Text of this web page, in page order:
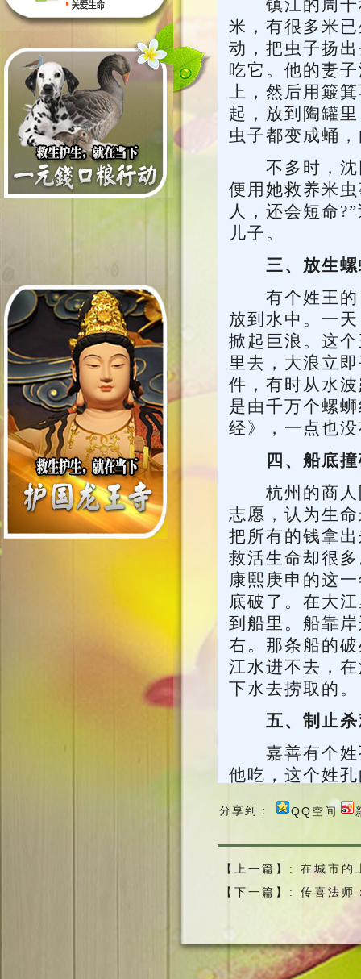
镇江的周千
米，有很多米
动，把虫子扬
吃它。他的妻
上，然后用簸
起，放到陶罐
虫子都变成蛹
不多时，沈
便用她救养米
人，还会短命
儿子。
三、放生
有个姓王的
放到水中。一
掀起巨浪。这
里去，大浪立
件，有时从水
是由千万个螺
经》，一点也
四、船底
杭州的商人
志愿，认为生
把所有的钱拿
救活生命却很
康熙庚申的这
底破了。在大
到船里。船靠
右。那条船的
江水进不去，
下水去捞取的。
五、制止
嘉善有个姓
他吃，这个姓
誓戒杀放生，
石杵悬挂在朽
梦中忽然看到
还没有停止。
鸡来报恩，经
六、劝人
分享到： QQ空间
【上一篇】:
在城市的
【下一篇】:
传喜法师